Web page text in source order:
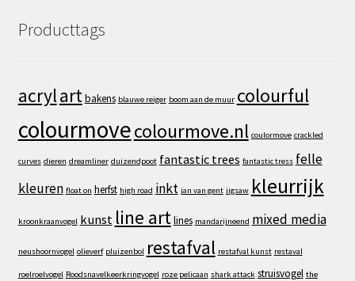
Producttags
acrylartbakens blauwe reiger boom aan de muur colourful
colourmovecolourmove.nl coulormove crackled
curves dieren dreamliner duizendpoot fantastic trees fantastic tress felle
kleuren float on herfst high road inkt jan van gent jigsaw kleurrijk
kroonkraanvogel kunst line artlines mandarijneend mixed media
neushoornvogel olieverf pluizenbol restafval restafval kunst restaval
roelroelvogel Roodsnavelkeerkringvogel roze pelicaan shark attack struisvogel the